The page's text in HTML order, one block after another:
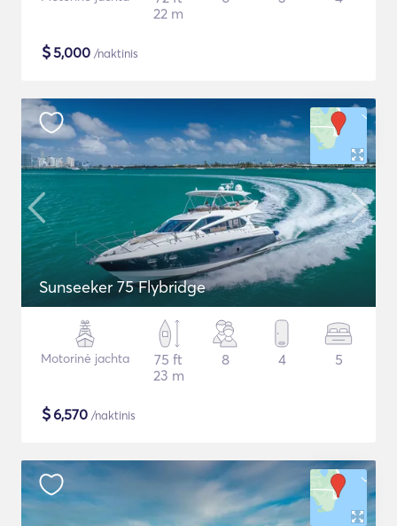
22 m
$5,000 /naktinis
Sunseeker 75 Flybridge
Motorinė jachta
75 ft
23 m
8 4 5
$6,570 /naktinis